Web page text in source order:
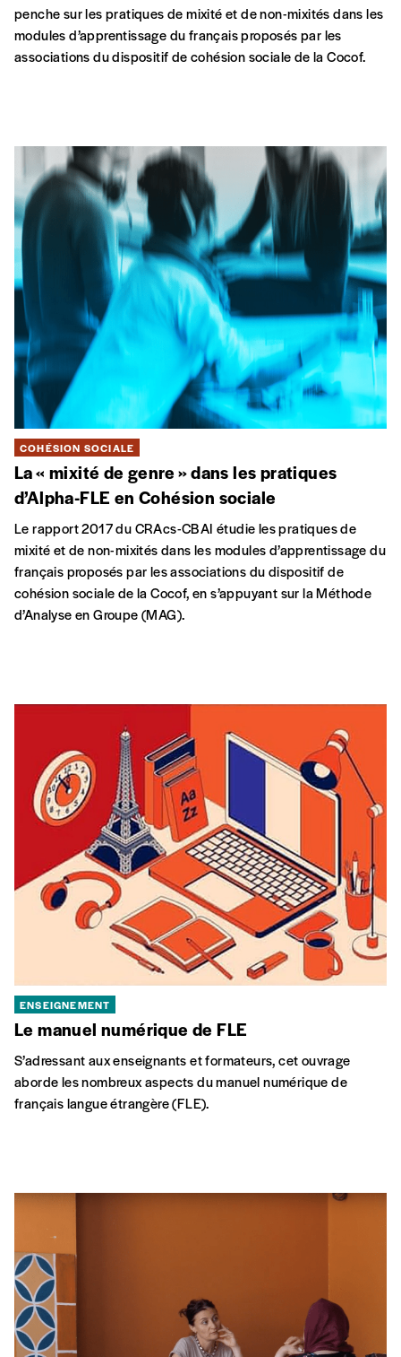
penche sur les pratiques de mixité et de non-mixités dans les
modules d’apprentissage du français proposés par les
associations du dispositif de cohésion sociale de la Cocof.
COHÉSION SOCIALE
La « mixité de genre » dans les pratiques
d’Alpha-FLE en Cohésion sociale
Le rapport 2017 du CRAcs-CBAI étudie les pratiques de
mixité et de non-mixités dans les modules d’apprentissage du
français proposés par les associations du dispositif de
cohésion sociale de la Cocof, en s’appuyant sur la Méthode
d’Analyse en Groupe (MAG).
Le manuel numérique de FLE
S’adressant aux enseignants et formateurs, cet ouvrage
aborde les nombreux aspects du manuel numérique de
français langue étrangère (FLE).
COHÉSION SOCIALE
Les publics des associations de Cohésion
sociale : étude d’impact
Qui est le public de la politique de cohésion sociale ? Quels
sont les effets ressentis par le public de l’action associative ?
Dans son rapport 2023, la cellule Cohésion sociale du CBAI-
CRAcs revient sur les résultats de l’enquête menée auprès du
public.
COHÉSION SOCIALE
Qui sont les publics de la cohésion sociale ?
Qui est le public de la politique de cohésion sociale ? Quels
sont les effets ressentis par le public de l’action associative ?
Dans son rapport 2023, la cellule Cohésion sociale du CBAI-
CRAcs revient sur les résultats de l’enquête menée auprès du
public.